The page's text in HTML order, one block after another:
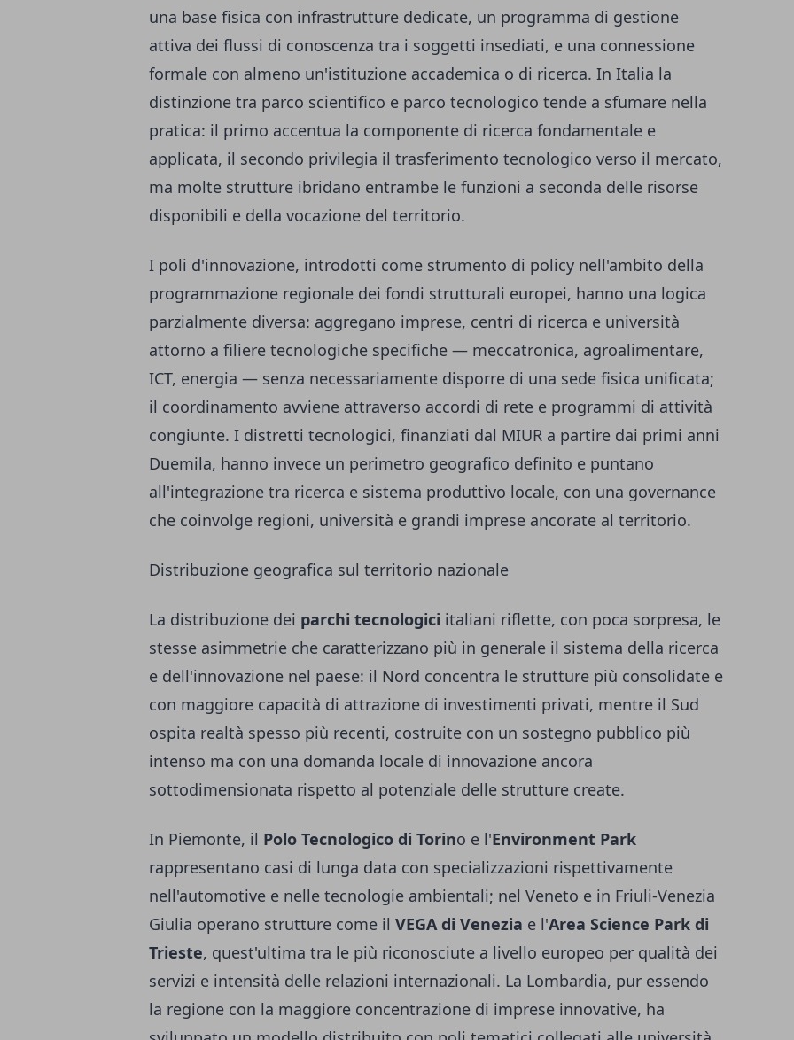
una base fisica con infrastrutture dedicate, un programma di gestione
attiva dei flussi di conoscenza tra i soggetti insediati, e una connessione
formale con almeno un'istituzione accademica o di ricerca. In Italia la
distinzione tra parco scientifico e parco tecnologico tende a sfumare nella
pratica: il primo accentua la componente di ricerca fondamentale e
applicata, il secondo privilegia il trasferimento tecnologico verso il mercato,
ma molte strutture ibridano entrambe le funzioni a seconda delle risorse
disponibili e della vocazione del territorio.
I poli d'innovazione, introdotti come strumento di policy nell'ambito della
programmazione regionale dei fondi strutturali europei, hanno una logica
parzialmente diversa: aggregano imprese, centri di ricerca e università
attorno a filiere tecnologiche specifiche — meccatronica, agroalimentare,
ICT, energia — senza necessariamente disporre di una sede fisica unificata;
il coordinamento avviene attraverso accordi di rete e programmi di attività
congiunte. I distretti tecnologici, finanziati dal MIUR a partire dai primi anni
Duemila, hanno invece un perimetro geografico definito e puntano
all'integrazione tra ricerca e sistema produttivo locale, con una governance
che coinvolge regioni, università e grandi imprese ancorate al territorio.
Distribuzione geografica sul territorio nazionale
La distribuzione dei parchi tecnologici italiani riflette, con poca sorpresa, le
stesse asimmetrie che caratterizzano più in generale il sistema della ricerca
e dell'innovazione nel paese: il Nord concentra le strutture più consolidate e
con maggiore capacità di attrazione di investimenti privati, mentre il Sud
ospita realtà spesso più recenti, costruite con un sostegno pubblico più
intenso ma con una domanda locale di innovazione ancora
sottodimensionata rispetto al potenziale delle strutture create.
In Piemonte, il Polo Tecnologico di Torino e l'Environment Park
rappresentano casi di lunga data con specializzazioni rispettivamente
nell'automotive e nelle tecnologie ambientali; nel Veneto e in Friuli-Venezia
Giulia operano strutture come il VEGA di Venezia e l'Area Science Park di
Trieste, quest'ultima tra le più riconosciute a livello europeo per qualità dei
servizi e intensità delle relazioni internazionali. La Lombardia, pur essendo
la regione con la maggiore concentrazione di imprese innovative, ha